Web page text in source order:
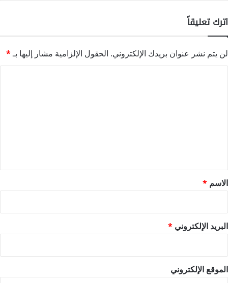
اترك تعليقاً
لن يتم نشر عنوان بريدك الإلكتروني. الحقول الإلزامية مشار إليها بـ*
*
الاسم *
البريد الإلكتروني *
الموقع الإلكتروني